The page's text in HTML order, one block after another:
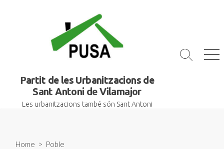
Partit de les Urbanitzacions de
Sant Antoni de Vilamajor
Les urbanitzacions també són Sant Antoni
Search
Home > Poble